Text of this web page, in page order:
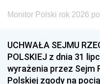
1996
1993
1990
Monitor Polski rok 2026
UCHWAŁA SEJMU
POLSKIEJ z dnia 31
wyrażenia przez Sejm
Polskiej zgody na